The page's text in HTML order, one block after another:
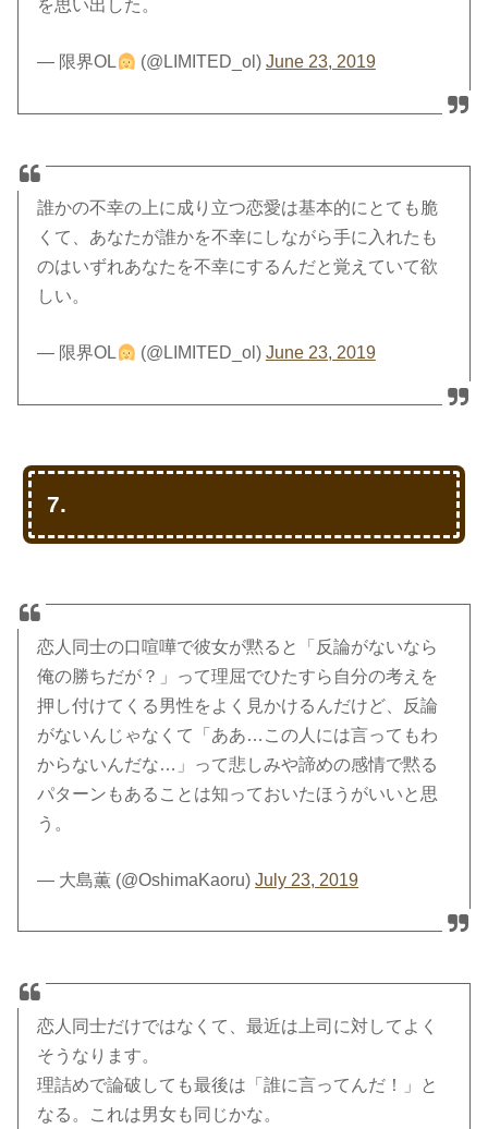
を思い出した。
— 限界OL (@LIMITED_ol) June 23, 2019
誰かの不幸の上に成り立つ恋愛は基本的にとても脆
くて、あなたが誰かを不幸にしながら手に入れたも
のはいずれあなたを不幸にするんだと覚えていて欲
しい。
— 限界OL (@LIMITED_ol) June 23, 2019
7.
恋人同士の口喧嘩で彼女が黙ると「反論がないなら
俺の勝ちだが？」って理屈でひたすら自分の考えを
押し付けてくる男性をよく見かけるんだけど、反論
がないんじゃなくて「ああ…この人には言ってもわ
からないんだな…」って悲しみや諦めの感情で黙る
パターンもあることは知っておいたほうがいいと思
う。
— 大島薫 (@OshimaKaoru)July 23, 2019
恋人同士だけではなくて、最近は上司に対してよく
そうなります。
理詰めで論破しても最後は「誰に言ってんだ！」と
なる。これは男女も同じかな。